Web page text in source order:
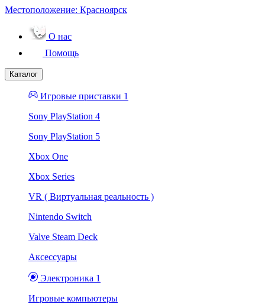
Местоположение: Красноярск
О нас
Помощь
Каталог
Игровые приставки 1
Sony PlayStation 4
Sony PlayStation 5
Xbox One
Xbox Series
VR ( Виртуальная реальность )
Nintendo Switch
Valve Steam Deck
Аксессуары
Электроника 1
Игровые компьютеры